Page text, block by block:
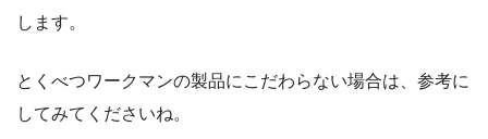
します。
とくべつワークマンの製品にこだわらない場合は、参考に
してみてくださいね。